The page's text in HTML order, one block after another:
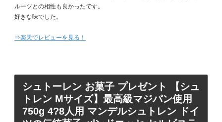
ルーツとの相性も良かったです。
好きな味でした。
⇒楽天でレビューを見る！
シュトーレン お菓子 プレゼント 【シュ
トレン Mサイズ】最高級マジパン使用
750g 4?8人用 マンデルシュトレン ドイ